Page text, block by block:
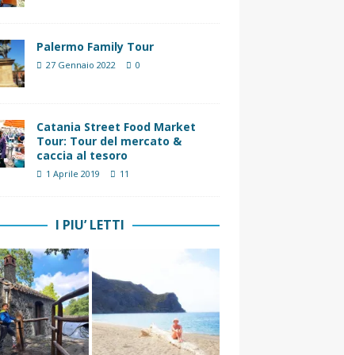
Palermo Family Tour
27 Gennaio 2022 0
Catania Street Food Market
Tour: Tour del mercato &
caccia al tesoro
1 Aprile 2019 11
I PIU’ LETTI